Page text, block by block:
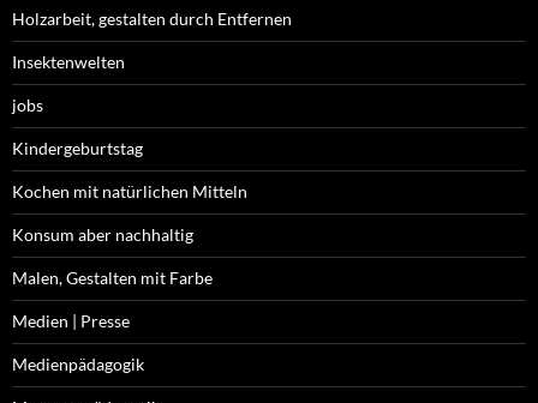
Holzarbeit, gestalten durch Entfernen
Insektenwelten
jobs
Kindergeburtstag
Kochen mit natürlichen Mitteln
Konsum aber nachhaltig
Malen, Gestalten mit Farbe
Medien | Presse
Medienpädagogik